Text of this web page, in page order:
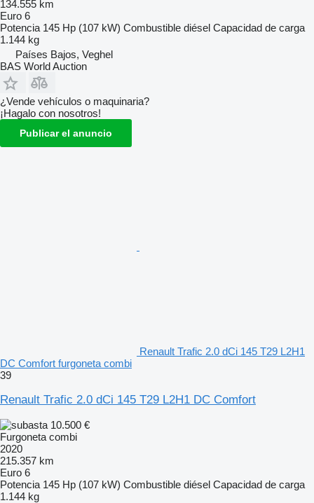
134.555 km
Euro 6
Potencia 145 Hp (107 kW) Combustible diésel Capacidad de carga
1.144 kg
Países Bajos, Veghel
BAS World Auction
¿Vende vehículos o maquinaria?
¡Hagalo con nosotros!
Publicar el anuncio
Renault Trafic 2.0 dCi 145 T29 L2H1
DC Comfort furgoneta combi
39
Renault Trafic 2.0 dCi 145 T29 L2H1 DC Comfort
10.500 €
Furgoneta combi
2020
215.357 km
Euro 6
Potencia 145 Hp (107 kW) Combustible diésel Capacidad de carga
1.144 kg